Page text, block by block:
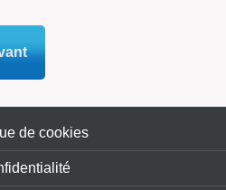
de cookies